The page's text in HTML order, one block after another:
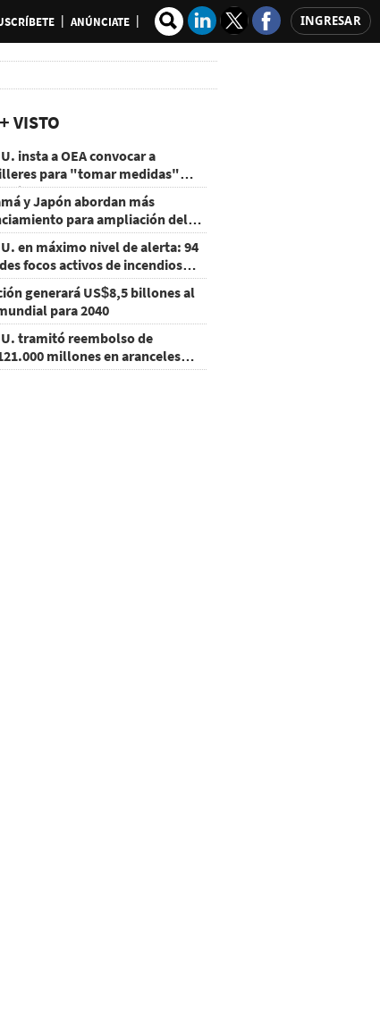
ANÚNCIATE INGRESAR
VISTO
insta a OEA convocar a
para "tomar medidas"
Nicaragua
y Japón abordan más
para ampliación del
en máximo nivel de alerta: 94
focos activos de incendios
generará US$8,5 billones al
para 2040
tramitó reembolso de
millones en aranceles